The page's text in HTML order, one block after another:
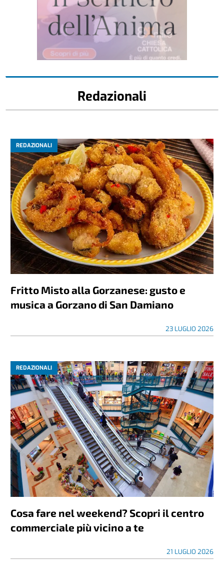
Redazionali
REDAZIONALI
Fritto Misto alla Gorzanese: gusto e
musica a Gorzano di San Damiano
23 LUGLIO 2026
REDAZIONALI
Cosa fare nel weekend? Scopri il centro
commerciale più vicino a te
21 LUGLIO 2026